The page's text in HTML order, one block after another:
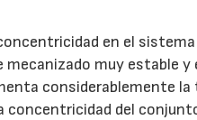
en el
muy estable y
considerablemente la
concentricidad del